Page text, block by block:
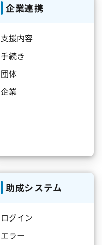
企業連携
支援内容
手続き
団体
企業
助成システム
ログイン
エラー